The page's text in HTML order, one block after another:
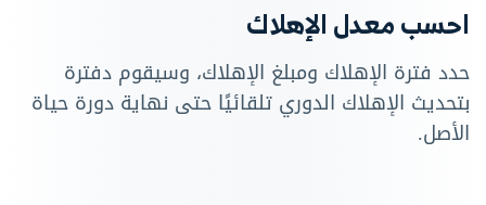
احسب معدل الإهلاك
حدد فترة الإهلاك ومبلغ الإهلاك، وسيقوم دفترة
بتحديث الإهلاك الدوري تلقائيًا حتى نهاية دورة حياة
الأصل.